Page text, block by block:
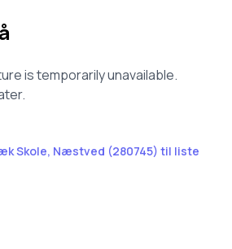
is temporarily unavailable.
Skole, Næstved (280745) til liste